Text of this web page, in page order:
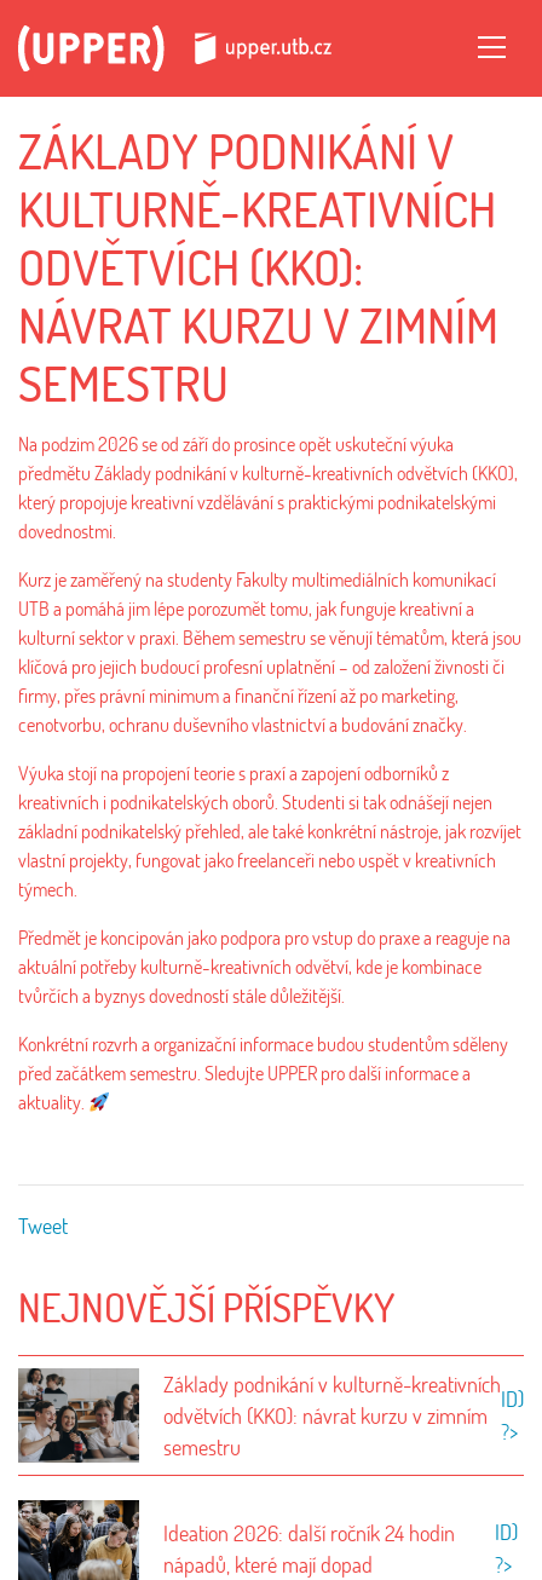
ZÁKLADY PODNIKÁNÍ V
KULTURNĚ-KREATIVNÍCH
ODVĚTVÍCH (KKO):
NÁVRAT KURZU V ZIMNÍM
SEMESTRU
Na podzim 2026 se od září do prosince opět uskuteční výuka
předmětu Základy podnikání v kulturně-kreativních odvětvích (KKO),
který propojuje kreativní vzdělávání s praktickými podnikatelskými
dovednostmi.
Kurz je zaměřený na studenty Fakulty multimediálních komunikací
UTB a pomáhá jim lépe porozumět tomu, jak funguje kreativní a
kulturní sektor v praxi. Během semestru se věnují tématům, která jsou
klíčová pro jejich budoucí profesní uplatnění – od založení živnosti či
firmy, přes právní minimum a finanční řízení až po marketing,
cenotvorbu, ochranu duševního vlastnictví a budování značky.
Výuka stojí na propojení teorie s praxí a zapojení odborníků z
kreativních i podnikatelských oborů. Studenti si tak odnášejí nejen
základní podnikatelský přehled, ale také konkrétní nástroje, jak rozvíjet
vlastní projekty, fungovat jako freelanceři nebo uspět v kreativních
týmech.
Předmět je koncipován jako podpora pro vstup do praxe a reaguje na
aktuální potřeby kulturně-kreativních odvětví, kde je kombinace
tvůrčích a byznys dovedností stále důležitější.
Konkrétní rozvrh a organizační informace budou studentům sděleny
před začátkem semestru. Sledujte UPPER pro další informace a
aktuality.
Tweet
NEJNOVĚJŠÍ PŘÍSPĚVKY
Základy podnikání v kulturně-kreativních
odvětvích (KKO): návrat kurzu v zimním
semestru
ID)
?>
Ideation 2026: další ročník 24 hodin
nápadů, které mají dopad
ID)
?>